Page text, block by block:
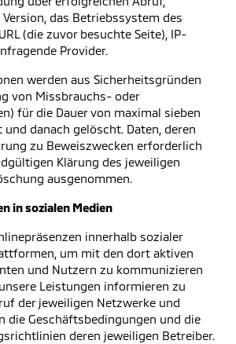
das Betriebssystem des
(die zuvor besuchte Seite), IP-
Provider.
werden aus Sicherheitsgründen
von Missbrauchs- oder
für die Dauer von maximal sieben
und danach gelöscht. Daten, deren
zu Beweiszwecken erforderlich
Klärung des jeweiligen
ausgenommen.
in sozialen Medien
innerhalb sozialer
um mit den dort aktiven
und Nutzern zu kommunizieren
Leistungen informieren zu
der jeweiligen Netzwerke und
die Geschäftsbedingungen und die
deren jeweiligen Betreiber.